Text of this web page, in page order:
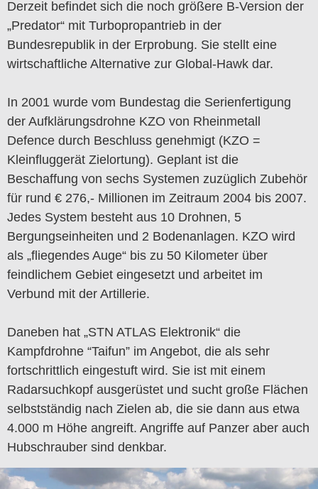
Derzeit befindet sich die noch größere B-Version der
„Predator“ mit Turbopropantrieb in der
Bundesrepublik in der Erprobung. Sie stellt eine
wirtschaftliche Alternative zur Global-Hawk dar.
In 2001 wurde vom Bundestag die Serienfertigung
der Aufklärungsdrohne KZO von Rheinmetall
Defence durch Beschluss genehmigt (KZO =
Kleinfluggerät Zielortung). Geplant ist die
Beschaffung von sechs Systemen zuzüglich Zubehör
für rund € 276,- Millionen im Zeitraum 2004 bis 2007.
Jedes System besteht aus 10 Drohnen, 5
Bergungseinheiten und 2 Bodenanlagen. KZO wird
als „fliegendes Auge“ bis zu 50 Kilometer über
feindlichem Gebiet eingesetzt und arbeitet im
Verbund mit der Artillerie.
Daneben hat „STN ATLAS Elektronik“ die
Kampfdrohne “Taifun” im Angebot, die als sehr
fortschrittlich eingestuft wird. Sie ist mit einem
Radarsuchkopf ausgerüstet und sucht große Flächen
selbstständig nach Zielen ab, die sie dann aus etwa
4.000 m Höhe angreift. Angriffe auf Panzer aber auch
Hubschrauber sind denkbar.